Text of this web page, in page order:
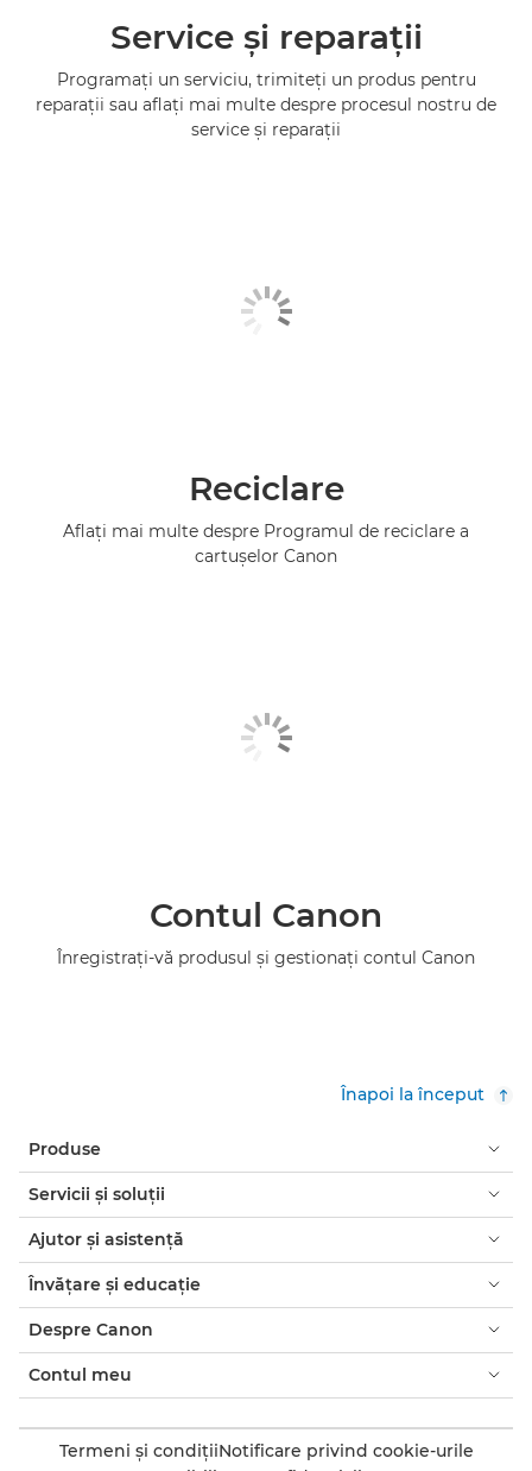
Service şi reparaţii
Programaţi un serviciu, trimiteţi un produs pentru
reparaţii sau aflaţi mai multe despre procesul nostru de
service şi reparaţii
Reciclare
Aflaţi mai multe despre Programul de reciclare a
cartuşelor Canon
Contul Canon
Înregistraţi-vă produsul şi gestionaţi contul Canon
Înapoi la început
Produse
Servicii şi soluţii
Ajutor şi asistenţă
Învăţare şi educaţie
Despre Canon
Contul meu
Termeni şi condiţiiNotificare privind cookie-urile